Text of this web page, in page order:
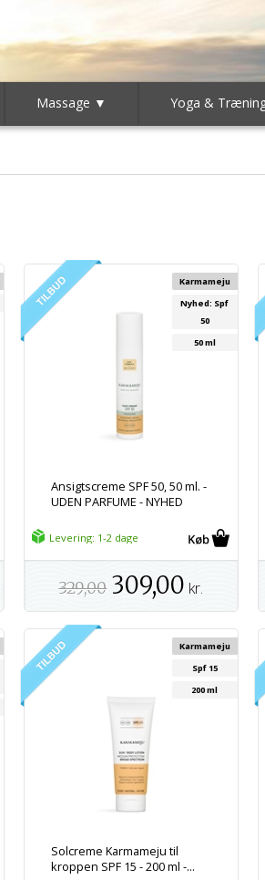
Massage ▼ Yoga &
Ansigtscreme SPF 50, 50 ml. -
UDEN PARFUME - NYHED
Karmameju
Nyhed: Spf
50
50 ml
Levering: 1-2 dage
329,00 309,00 kr.
Solcreme Karmameju til
kroppen SPF 15 - 200 ml -...
Karmameju
Spf 15
200 ml